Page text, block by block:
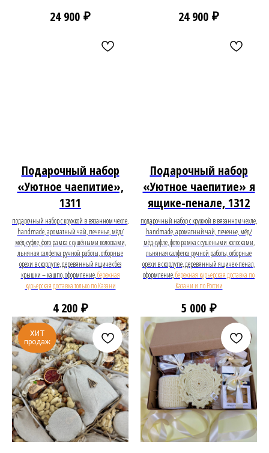
24 900 ₽ 24 900 ₽
Подарочный набор
«Уютное чаепитие»,
1311
подарочный набор с кружкой в вязанном чехле,
handmade, ароматный чай, печенье, мёд/
мёд-суфле, фото рамка с сушёными колосками,
льняная салфетка ручной работы, отборные
орехи в скорлупе, деревянный ящичек без
крышки – кашпо, оформление,бережная
курьерская доставка только по Казани
4 200 ₽
Подарочный набор
«Уютное чаепитие» я
ящике-пенале, 1312
подарочный набор с кружкой в вязанном чехле,
handmade, ароматный чай, печенье, мёд/
мёд-суфле, фото рамка с сушёными колосками,
льняная салфетка ручной работы, отборные
орехи в скорлупе, деревянный ящичек-пенал,
оформление,бережная курьерская доставка по
Казани и по России
5 000 ₽
ХИТ
продаж